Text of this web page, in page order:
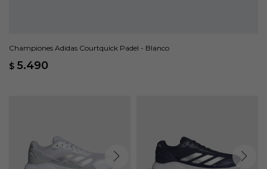
Championes Adidas Courtquick Padel - Blanco
$ 5.490